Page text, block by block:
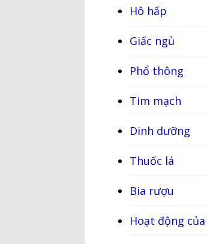
Hô hấp
Giấc ngủ
Phổ thông
Tim mạch
Dinh dưỡng
Thuốc lá
Bia rượu
Hoạt động của